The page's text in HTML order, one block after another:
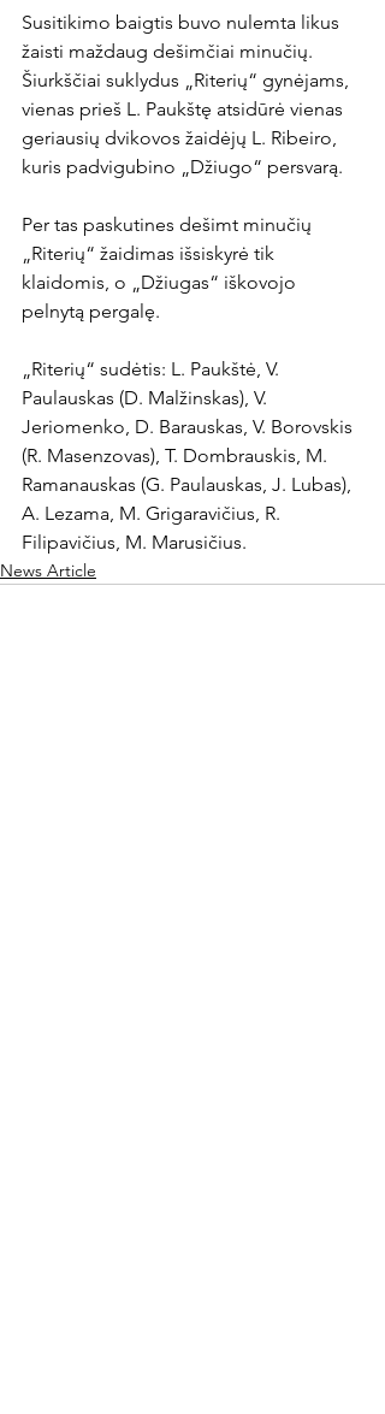
Susitikimo baigtis buvo nulemta likus
žaisti maždaug dešimčiai minučių.
Šiurkščiai suklydus „Riterių“ gynėjams,
vienas prieš L. Paukštę atsidūrė vienas
geriausių dvikovos žaidėjų L. Ribeiro,
kuris padvigubino „Džiugo“ persvarą.
Per tas paskutines dešimt minučių
„Riterių“ žaidimas išsiskyrė tik
klaidomis, o „Džiugas“ iškovojo
pelnytą pergalę.
„Riterių“ sudėtis: L. Paukštė, V.
Paulauskas (D. Malžinskas), V.
Jeriomenko, D. Barauskas, V. Borovskis
(R. Masenzovas), T. Dombrauskis, M.
Ramanauskas (G. Paulauskas, J. Lubas),
A. Lezama, M. Grigaravičius, R.
Filipavičius, M. Marusičius.
News Article